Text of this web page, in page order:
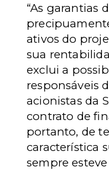
“As garantias
ativos do
sua
exclui a
responsáveis
acionistas da
contrato de
portanto, de
característica
sempre